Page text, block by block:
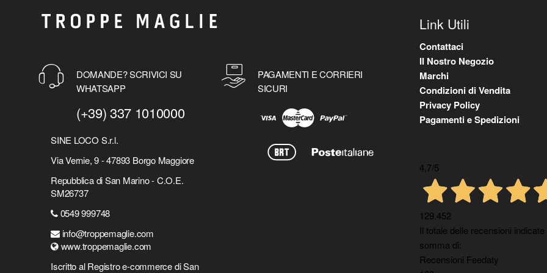
DOMANDE? SCRIVICI SU
WHATSAPP
(+39) 337 1010000
SINE LOCO S.r.l.
Via Vernie, 9 - 47893 Borgo Maggiore
Repubblica di San Marino - C.O.E.
SM26737
0549 999748
info@troppemaglie.com
www.troppemaglie.com
Iscritto al Registro e-commerce di San
PAGAMENTI E CORRIERI
SICURI
Link Utili
Contattaci
Il Nostro Negozio
Marchi
Condizioni di Vendita
Privacy Policy
Pagamenti e Spedizioni
4,7/5
129.452
Il totale delle recensioni
somma di:
Recensioni Feedaty